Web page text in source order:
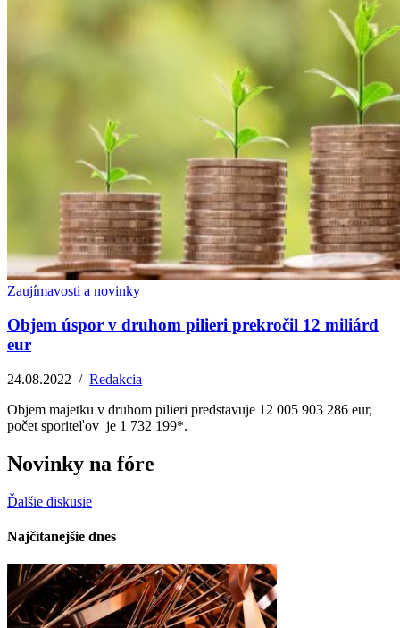
Zaujímavosti a novinky
Objem úspor v druhom pilieri prekročil 12 miliárd
eur
24.08.2022 / Redakcia
Objem majetku v druhom pilieri predstavuje 12 005 903 286 eur,
počet sporiteľov je 1 732 199*.
Novinky na fóre
Ďalšie diskusie
Najčítanejšie dnes